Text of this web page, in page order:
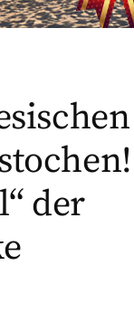
der